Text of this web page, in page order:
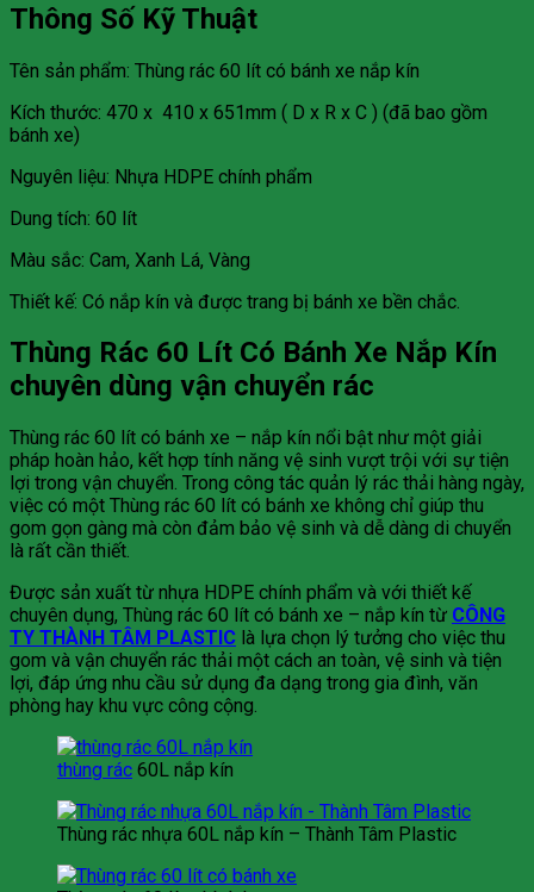
Thông Số Kỹ Thuật
Tên sản phẩm: Thùng rác 60 lít có bánh xe nắp kín
Kích thước: 470 x 410 x 651mm ( D x R x C ) (đã bao gồm
bánh xe)
Nguyên liệu: Nhựa HDPE chính phẩm
Dung tích: 60 lít
Màu sắc: Cam, Xanh Lá, Vàng
Thiết kế: Có nắp kín và được trang bị bánh xe bền chắc.
Thùng Rác 60 Lít Có Bánh Xe Nắp Kín
chuyên dùng vận chuyển rác
Thùng rác 60 lít có bánh xe – nắp kín nổi bật như một giải
pháp hoàn hảo, kết hợp tính năng vệ sinh vượt trội với sự tiện
lợi trong vận chuyển. Trong công tác quản lý rác thải hàng ngày,
việc có một Thùng rác 60 lít có bánh xe không chỉ giúp thu
gom gọn gàng mà còn đảm bảo vệ sinh và dễ dàng di chuyển
là rất cần thiết.
Được sản xuất từ nhựa HDPE chính phẩm và với thiết kế
chuyên dụng, Thùng rác 60 lít có bánh xe – nắp kín từ CÔNG
TY THÀNH TÂM PLASTIC là lựa chọn lý tưởng cho việc thu
gom và vận chuyển rác thải một cách an toàn, vệ sinh và tiện
lợi, đáp ứng nhu cầu sử dụng đa dạng trong gia đình, văn
phòng hay khu vực công cộng.
thùng rác 60L nắp kín
Thùng rác nhựa 60L nắp kín – Thành Tâm Plastic